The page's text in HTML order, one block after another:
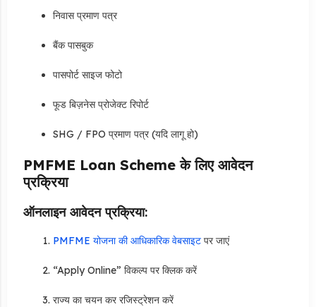
निवास प्रमाण पत्र
बैंक पासबुक
पासपोर्ट साइज फोटो
फूड बिज़नेस प्रोजेक्ट रिपोर्ट
SHG / FPO प्रमाण पत्र (यदि लागू हो)
PMFME Loan Scheme के लिए आवेदन
प्रक्रिया
ऑनलाइन आवेदन प्रक्रिया:
PMFME योजना की आधिकारिक वेबसाइटपर जाएं
“Apply Online” विकल्प पर क्लिक करें
राज्य का चयन कर रजिस्ट्रेशन करें